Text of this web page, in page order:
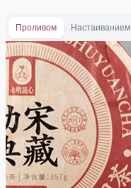
Проливом Настаиванием